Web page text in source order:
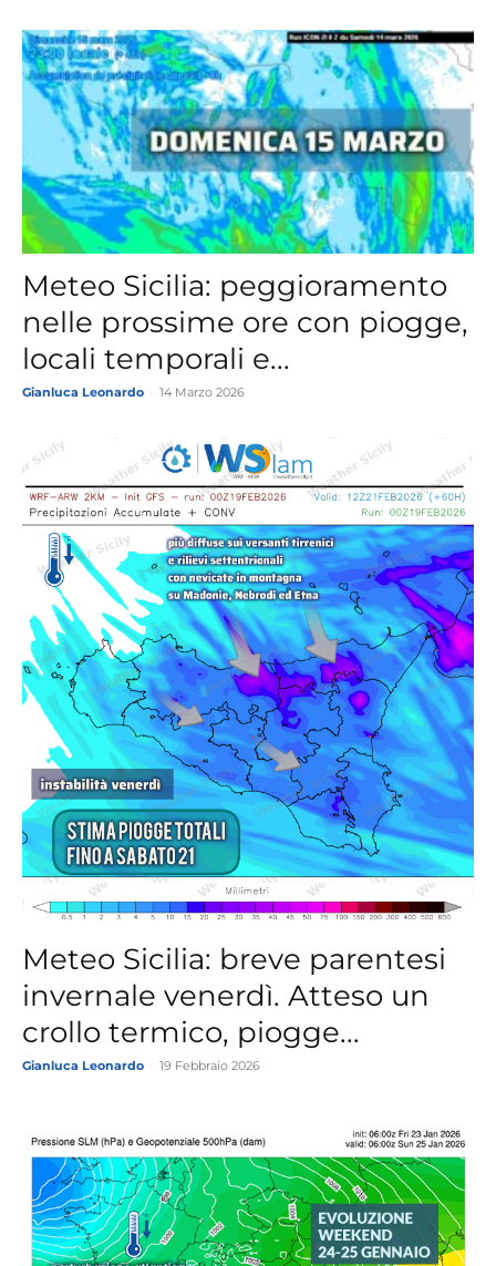
Meteo Sicilia: peggioramento
nelle prossime ore con piogge,
locali temporali e...
Gianluca Leonardo 14 Marzo 2026
Meteo Sicilia: breve parentesi
invernale venerdì. Atteso un
crollo termico, piogge...
Gianluca Leonardo 19 Febbraio 2026